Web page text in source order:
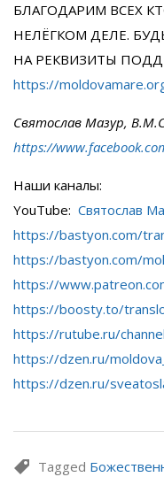
БЛАГОДАРИМ ВСЕХ
НЕЛЁГКОМ ДЕЛЕ.
НА РЕКВИЗИТЫ
https://
Святослав Мазур,
https://
Наши каналы:
YouTube: Святослав
https://bastyon.com/
https://bastyon.com/
https://
https://boosty.to/
https://rutube.ru/
https://dzen.ru/
https://dzen.ru/
Tagged